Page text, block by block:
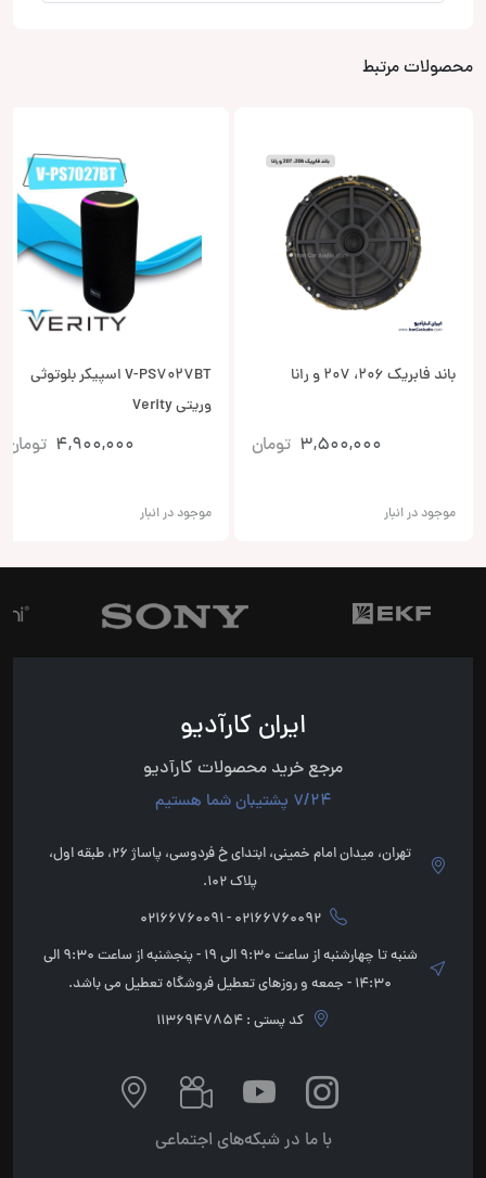
محصولات مرتبط
باند فابریک 206، 207 و رانا
3,500,000 تومان
موجود در انبار
V-PS7027BT اسپیکر بلوتوثی
وریتی Verity
4,900,000 تومان
موجود در انبار
ایران کارآدیو
مرجع خرید محصولات کارآدیو
7/24 پشتیبان شما هستیم
تهران، میدان امام خمینی، ابتدای خ فردوسی، پاساژ 26، طبقه اول،
پلاک 102.
02166760092 - 02166760091
شنبه تا چهارشنبه از ساعت 9:30 الی 19 - پنجشنبه از ساعت 9:30 الی
14:30 - جمعه و روزهای تعطیل فروشگاه تعطیل می باشد.
کد پستی : 1136947854
با ما در شبکه‌های اجتماعی